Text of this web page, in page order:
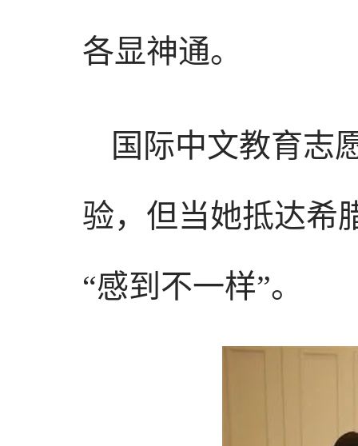
各显神通。
国际中文教育志
验，但当她抵达希
“感到不一样”。